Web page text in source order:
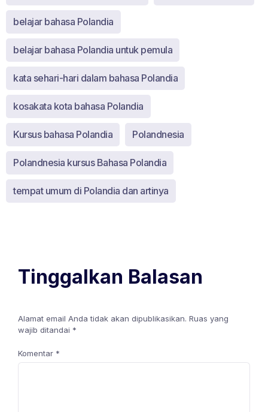
belajar bahasa Polandia
belajar bahasa Polandia untuk pemula
kata sehari-hari dalam bahasa Polandia
kosakata kota bahasa Polandia
Kursus bahasa Polandia Polandnesia
Polandnesia kursus Bahasa Polandia
tempat umum di Polandia dan artinya
Tinggalkan Balasan
Alamat email Anda tidak akan dipublikasikan. Ruas yang
wajib ditandai *
Komentar *